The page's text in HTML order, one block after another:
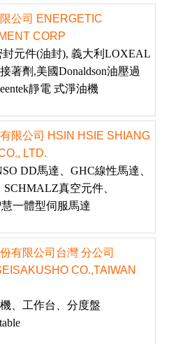
公司 ENERGETIC
CORP
封元件(油封), 義大利LOXEAL
著劑,美國Donaldson油壓過
靜電 式淨油機
限公司 HSIN HSIE SHIANG
LTD.
DD馬達、GHC線性馬達、
真空元件、
一體型伺服馬達
有限公司台灣 分公司
CO.,TAIWAN
、工作台、分度盤